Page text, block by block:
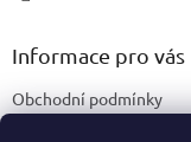
Informace pro vás
Obchodní podmínky